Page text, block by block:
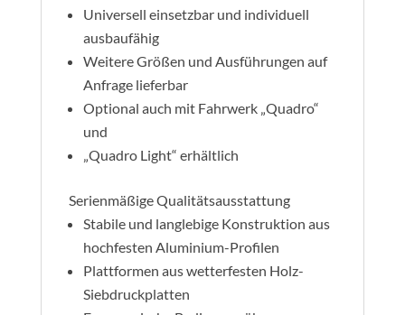
Universell einsetzbar und individuell
ausbaufähig
Weitere Größen und Ausführungen auf
Anfrage lieferbar
Optional auch mit Fahrwerk „Quadro“
und
„Quadro Light“ erhältlich
Serienmäßige Qualitätsausstattung
Stabile und langlebige Konstruktion aus
hochfesten Aluminium-Profilen
Plattformen aus wetterfesten Holz-
Siebdruckplatten